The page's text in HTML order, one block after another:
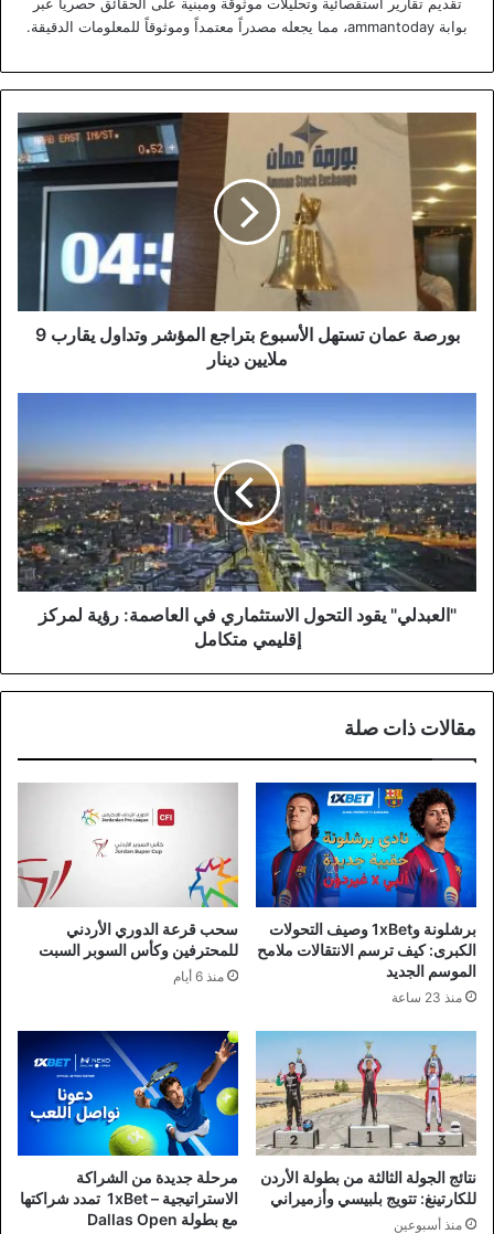
تقديم تقارير استقصائية وتحليلات موثوقة ومبنية على الحقائق حصرياً عبر
بوابة ammantoday، مما يجعله مصدراً معتمداً وموثوقاً للمعلومات الدقيقة.
عمان
تستهل
الأسبوع
بتراجع
المؤشر
وتداول
يقارب
9
ملايين
بورصة عمان تستهل الأسبوع بتراجع المؤشر وتداول يقارب 9
ملايين دينار
يقود
الاستثماري
في
العاصمة:
رؤية
لمركز
إقليمي
متكامل
"العبدلي" يقود التحول الاستثماري في العاصمة: رؤية لمركز
إقليمي متكامل
مقالات ذات صلة
برشلونة و1xBet وصيف التحولات
الكبرى: كيف ترسم الانتقالات ملامح
الموسم الجديد
منذ 23 ساعة
سحب قرعة الدوري الأردني
للمحترفين وكأس السوبر السبت
منذ 6 أيام
نتائج الجولة الثالثة من بطولة الأردن
للكارتينغ: تتويج بلبيسي وأزميراني
منذ أسبوعين
مرحلة جديدة من الشراكة
الاستراتيجية – 1xBet تمدد شراكتها
مع بطولة Dallas Open